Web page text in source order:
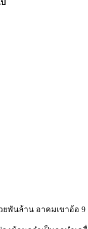
พันล้าน อาคมเขาอ้อ 9